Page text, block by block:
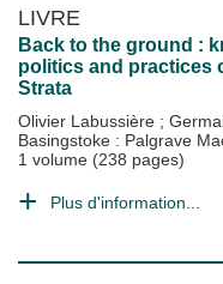
LIVRE
Back to the ground :
politics and practices
Strata
Olivier Labussière ;
Basingstoke : Palgrave
1 volume (238 pages)
Plus d'information...